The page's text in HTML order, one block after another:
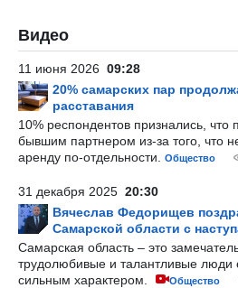
Видео
11 июня 2026 09:28
20% самарских пар
расставания
10% респондентов признались, что
бывшим партнером из-за того, что
аренду по-отдельности.
Общество
31 декабря 2025 20:30
Вячеслав Федорищев
Самарской области с
Самарская область – это
трудолюбивые и талантливые люди
сильным характером.
Общество